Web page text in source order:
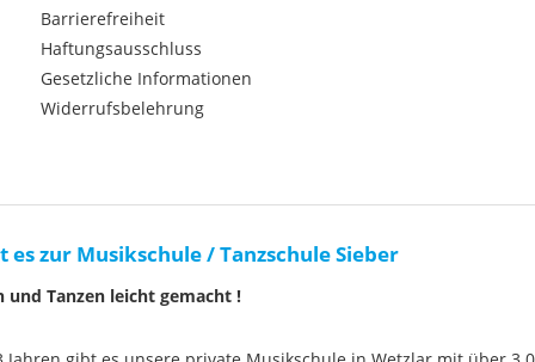
Barrierefreiheit
Haftungsausschluss
Gesetzliche Informationen
Widerrufsbelehrung
es zur Musikschule / Tanzschule Sieber
und Tanzen leicht gemacht !